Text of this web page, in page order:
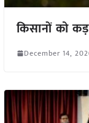
किसानों को
December 14,